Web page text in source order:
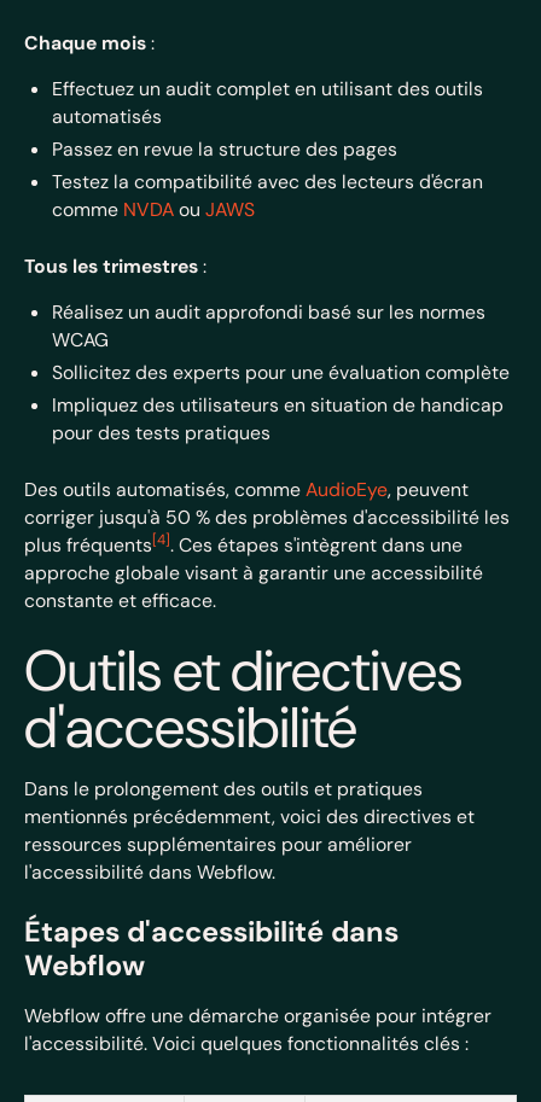
Chaque mois:
Effectuez un audit complet en utilisant des outils
automatisés
Passez en revue la structure des pages
Testez la compatibilité avec des lecteurs d'écran
comme NVDAouJAWS
Tous les trimestres:
Réalisez un audit approfondi basé sur les normes
WCAG
Sollicitez des experts pour une évaluation complète
Impliquez des utilisateurs en situation de handicap
pour des tests pratiques
Des outils automatisés, commeAudioEye, peuvent
corriger jusqu'à 50 % des problèmes d'accessibilité les
plus fréquents[4]. Ces étapes s'intègrent dans une
approche globale visant à garantir une accessibilité
constante et efficace.
Outils et directives
d'accessibilité
Dans le prolongement des outils et pratiques
mentionnés précédemment, voici des directives et
ressources supplémentaires pour améliorer
l'accessibilité dans Webflow.
Étapes d'accessibilité dans
Webflow
Webflow offre une démarche organisée pour intégrer
l'accessibilité. Voici quelques fonctionnalités clés :